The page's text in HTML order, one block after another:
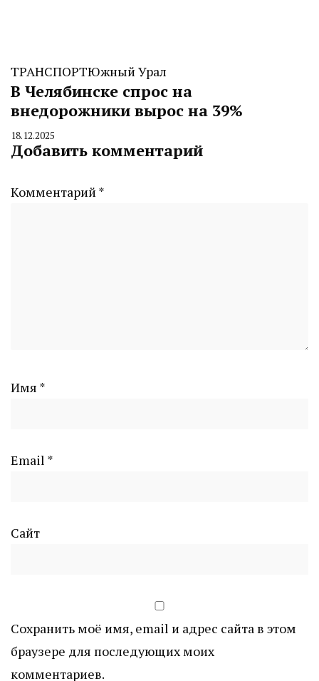
ТРАНСПОРТЮжный Урал
В Челябинске спрос на
внедорожники вырос на 39%
By
CHELINDUSTRY
18.12.2025
Добавить комментарий
Комментарий *
Имя *
Email *
Сайт
Сохранить моё имя, email и адрес сайта в этом
браузере для последующих моих
комментариев.